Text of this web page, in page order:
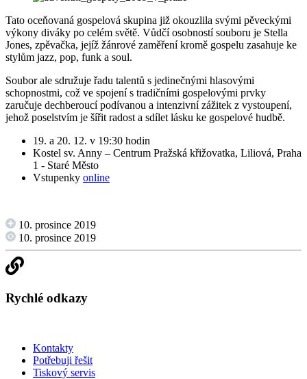
Tato oceňovaná gospelová skupina již okouzlila svými pěveckými
výkony diváky po celém světě. Vůdčí osobností souboru je Stella
Jones, zpěvačka, jejíž žánrové zaměření kromě gospelu zasahuje ke
stylům jazz, pop, funk a soul.
Soubor ale sdružuje řadu talentů s jedinečnými hlasovými
schopnostmi, což ve spojení s tradičními gospelovými prvky
zaručuje dechberoucí podívanou a intenzivní zážitek z vystoupení,
jehož poselstvím je šířit radost a sdílet lásku ke gospelové hudbě.
19. a 20. 12. v 19:30 hodin
Kostel sv. Anny – Centrum Pražská křižovatka, Liliová, Praha
1 - Staré Město
Vstupenky online
10. prosince 2019
10. prosince 2019
Rychlé odkazy
Kontakty
Potřebuji řešit
Tiskový servis